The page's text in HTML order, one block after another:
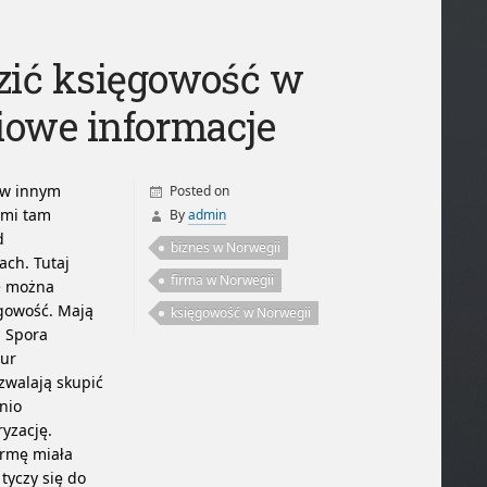
księgowość w
informacje
innym
tam
Tutaj
Mają
skupić
miała
się do
Posted on
Byadmin
biznes w Norwegii
firma w Norwegii
księgowość w Norwegii